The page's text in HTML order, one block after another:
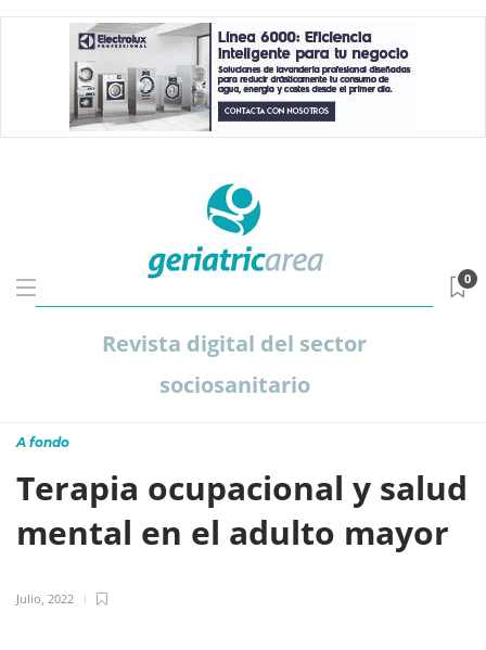
Revista digital del sector
sociosanitario
0
A fondo
Terapia ocupacional y salud
mental en el adulto mayor
Julio, 2022